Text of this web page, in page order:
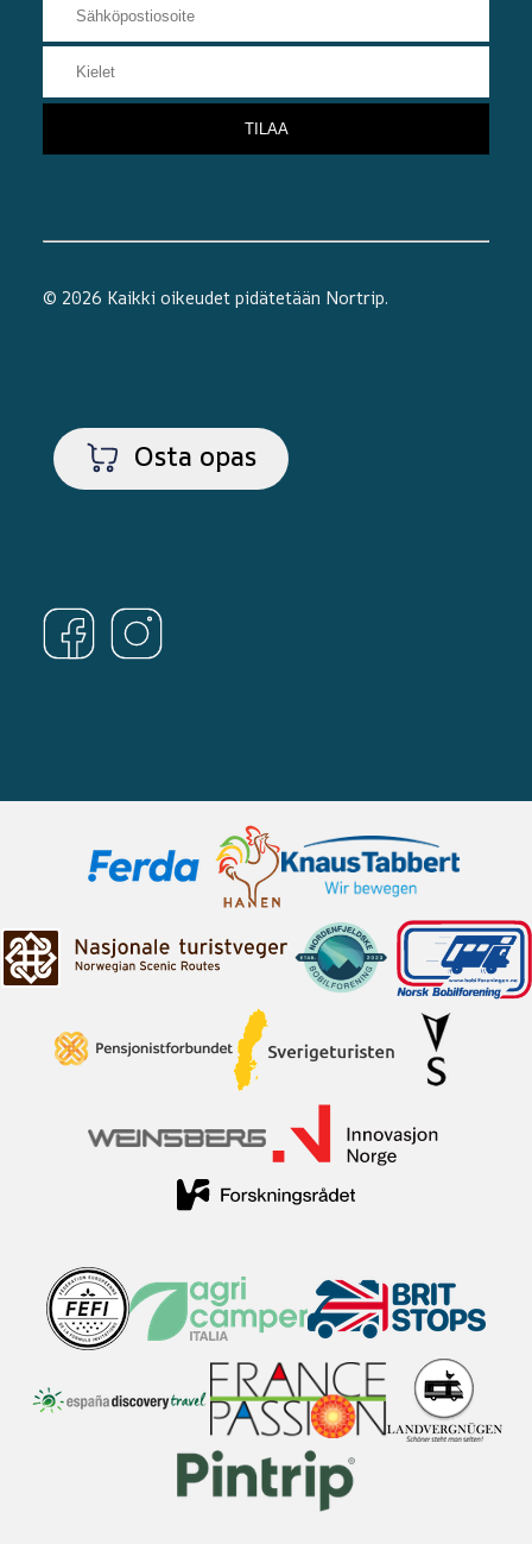
© 2026 Kaikki oikeudet pidätetään Nortrip.
Osta opas